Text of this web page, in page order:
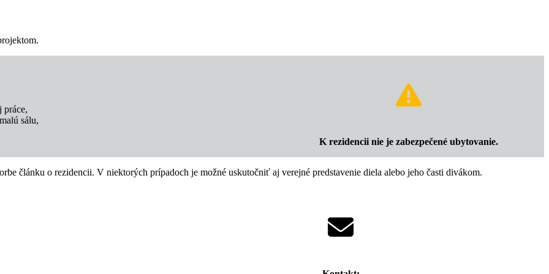
práce,
sálu,
K rezidencii nie je zabezpečené ubytovanie.
článku o rezidencii. V niektorých prípadoch je možné uskutočniť aj verejné predstavenie diela alebo jeho časti divákom.